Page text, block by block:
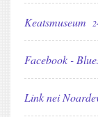
Keatsmuseum
Facebook -
Link nei